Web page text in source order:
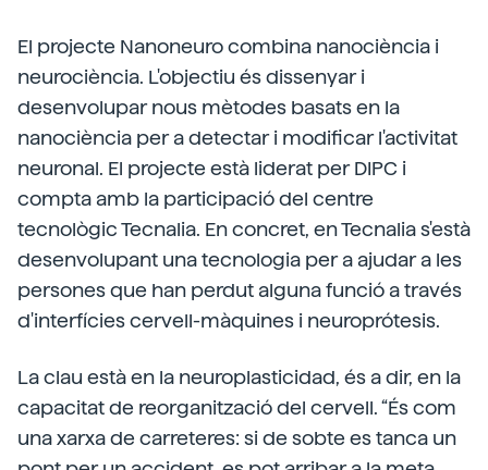
El projecte Nanoneuro combina nanociència i
neurociència. L'objectiu és dissenyar i
desenvolupar nous mètodes basats en la
nanociència per a detectar i modificar l'activitat
neuronal. El projecte està liderat per DIPC i
compta amb la participació del centre
tecnològic Tecnalia. En concret, en Tecnalia s'està
desenvolupant una tecnologia per a ajudar a les
persones que han perdut alguna funció a través
d'interfícies cervell-màquines i neuroprótesis.
La clau està en la neuroplasticidad, és a dir, en la
capacitat de reorganització del cervell. “És com
una xarxa de carreteres: si de sobte es tanca un